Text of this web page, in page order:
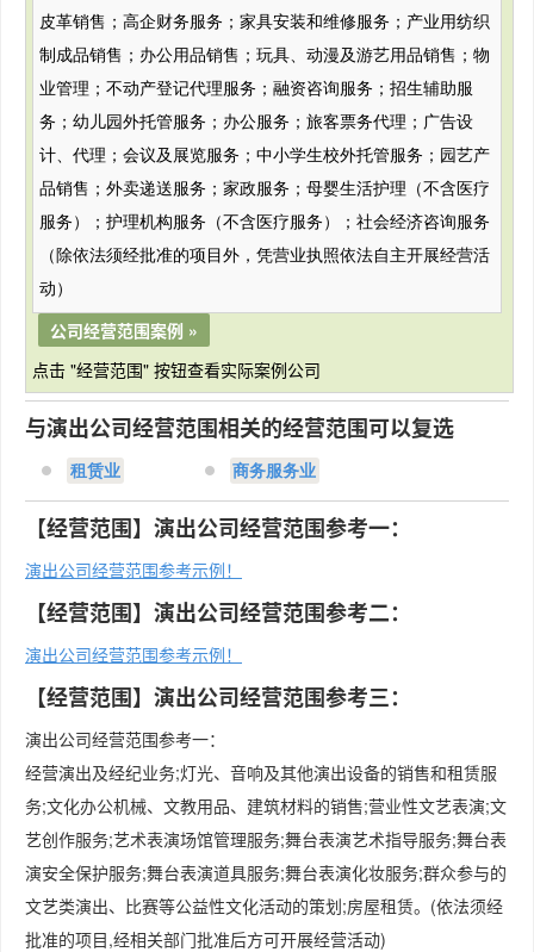
皮革销售；高企财务服务；家具安装和维修服务；产业用纺织
制成品销售；办公用品销售；玩具、动漫及游艺用品销售；物
业管理；不动产登记代理服务；融资咨询服务；招生辅助服
务；幼儿园外托管服务；办公服务；旅客票务代理；广告设
计、代理；会议及展览服务；中小学生校外托管服务；园艺产
品销售；外卖递送服务；家政服务；母婴生活护理（不含医疗
服务）；护理机构服务（不含医疗服务）；社会经济咨询服务
（除依法须经批准的项目外，凭营业执照依法自主开展经营活
动）
公司经营范围案例 »
点击 "经营范围" 按钮查看实际案例公司
与演出公司经营范围相关的经营范围可以复选
租赁业 商务服务业
【经营范围】演出公司经营范围参考一：
演出公司经营范围参考示例！
【经营范围】演出公司经营范围参考二：
演出公司经营范围参考示例！
【经营范围】演出公司经营范围参考三：
演出公司经营范围参考一：
经营演出及经纪业务;灯光、音响及其他演出设备的销售和租赁服
务;文化办公机械、文教用品、建筑材料的销售;营业性文艺表演;文
艺创作服务;艺术表演场馆管理服务;舞台表演艺术指导服务;舞台表
演安全保护服务;舞台表演道具服务;舞台表演化妆服务;群众参与的
文艺类演出、比赛等公益性文化活动的策划;房屋租赁。(依法须经
批准的项目,经相关部门批准后方可开展经营活动)